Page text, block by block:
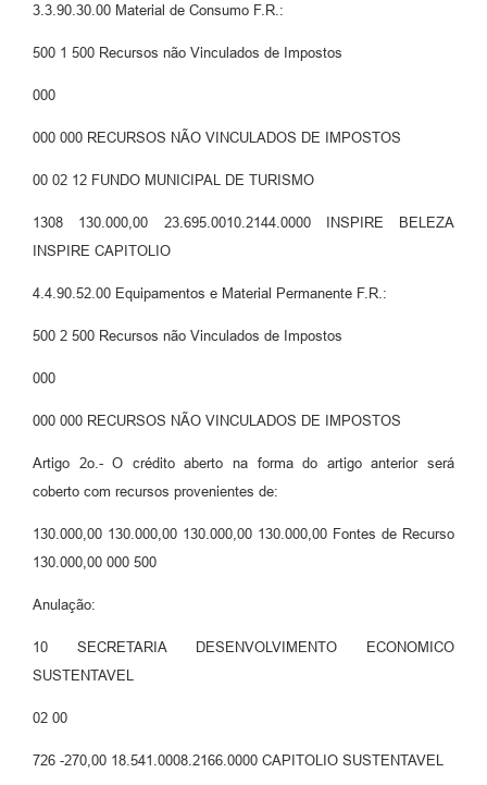
3.3.90.30.00 Material de Consumo F.R.:
500 1 500 Recursos não Vinculados de Impostos
000
000 000 RECURSOS NÃO VINCULADOS DE IMPOSTOS
00 02 12 FUNDO MUNICIPAL DE TURISMO
1308 130.000,00 23.695.0010.2144.0000 INSPIRE BELEZA
INSPIRE CAPITOLIO
4.4.90.52.00 Equipamentos e Material Permanente F.R.:
500 2 500 Recursos não Vinculados de Impostos
000
000 000 RECURSOS NÃO VINCULADOS DE IMPOSTOS
Artigo 2o.- O crédito aberto na forma do artigo anterior será
coberto com recursos provenientes de:
130.000,00 130.000,00 130.000,00 130.000,00 Fontes de Recurso
130.000,00 000 500
Anulação:
10 SECRETARIA DESENVOLVIMENTO ECONOMICO
SUSTENTAVEL
02 00
726 -270,00 18.541.0008.2166.0000 CAPITOLIO SUSTENTAVEL